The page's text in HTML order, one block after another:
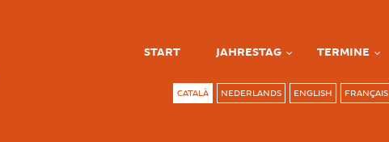
START JAHRESTAG TERMINE
CATALÀ NEDERLANDS ENGLISH FRANÇAIS